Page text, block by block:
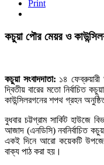
Print
কচুয়া পৌর মেয়র ও
কচুয়া সংবাদদাতা: ১৪ ফেব্রুয়ারী
দ্বিতীয় বারের মতো নির্বাচিত
কাউন্সিলরগনের শপথ গ্রহন
বুধবার চট্টগ্রাম সার্কিট হাউজে
আজাদ (এনডিসি) নবনির্বাচিত
একই দিনে আরো কয়েকটি
বাক্য পাঠ করা হয়।